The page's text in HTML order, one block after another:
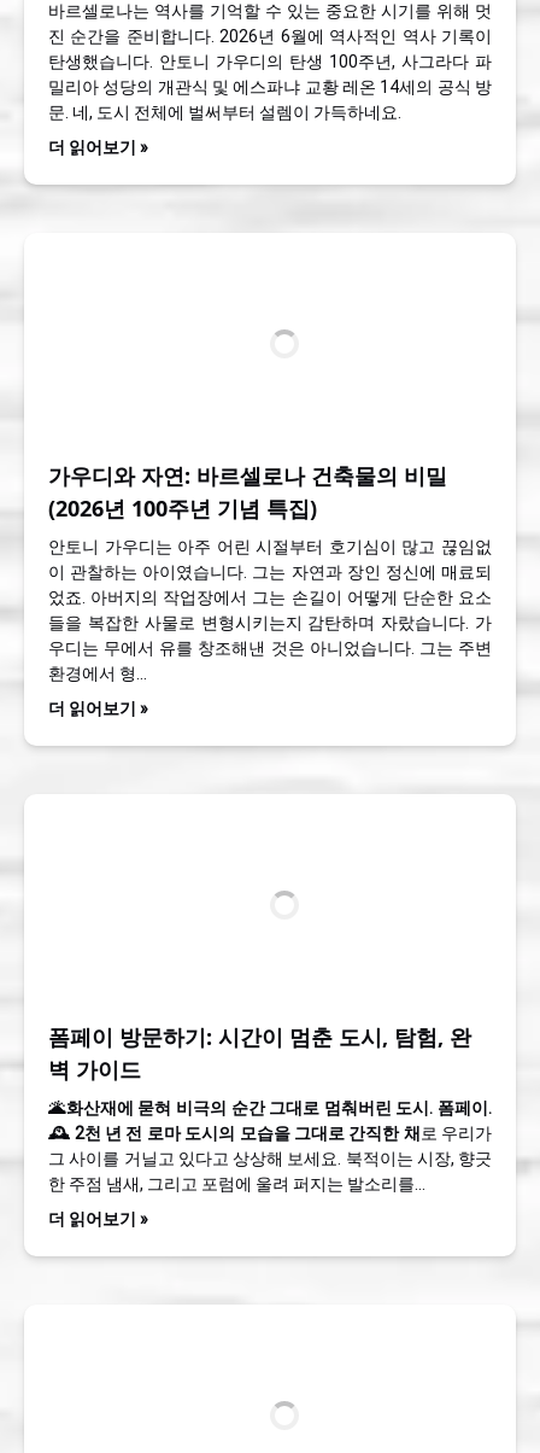
바르셀로나는 역사를 기억할 수 있는 중요한 시기를 위해 멋
진 순간을 준비합니다. 2026년 6월에 역사적인 역사 기록이
탄생했습니다. 안토니 가우디의 탄생 100주년, 사그라다 파
밀리아 성당의 개관식 및 에스파냐 교황 레온 14세의 공식 방
문. 네, 도시 전체에 벌써부터 설렘이 가득하네요.
더 읽어보기 »
가우디와 자연: 바르셀로나 건축물의 비밀
(2026년 100주년 기념 특집)
안토니 가우디는 아주 어린 시절부터 호기심이 많고 끊임없
이 관찰하는 아이였습니다. 그는 자연과 장인 정신에 매료되
었죠. 아버지의 작업장에서 그는 손길이 어떻게 단순한 요소
들을 복잡한 사물로 변형시키는지 감탄하며 자랐습니다. 가
우디는 무에서 유를 창조해낸 것은 아니었습니다. 그는 주변
환경에서 형…
더 읽어보기 »
폼페이 방문하기: 시간이 멈춘 도시, 탐험, 완
벽 가이드
🌋화산재에 묻혀 비극의 순간 그대로 멈춰버린 도시. 폼페이.
🕰️ 2천 년 전 로마 도시의 모습을 그대로 간직한 채 로 우리가
그 사이를 거닐고 있다고 상상해 보세요. 북적이는 시장, 향긋
한 주점 냄새, 그리고 포럼에 울려 퍼지는 발소리를…
더 읽어보기 »